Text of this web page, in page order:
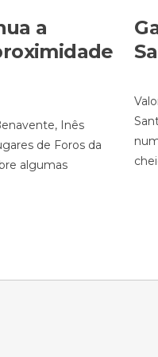
a
Inês
de Foros da
algumas